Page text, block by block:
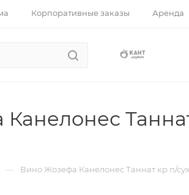
Корпоративные заказы Аренда
Таннат
— Вино Жозефа Канелонес Таннат кр п/сух